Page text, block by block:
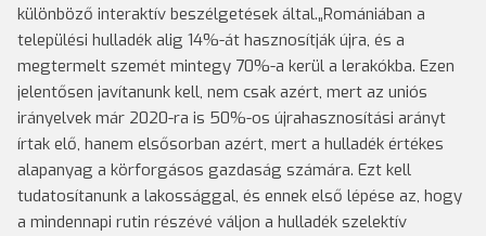
különböző interaktív beszélgetések által.„Romániában a
települési hulladék alig 14%-át hasznosítják újra, és a
megtermelt szemét mintegy 70%-a kerül a lerakókba. Ezen
jelentősen javítanunk kell, nem csak azért, mert az uniós
irányelvek már 2020-ra is 50%-os újrahasznosítási arányt
írtak elő, hanem elsősorban azért, mert a hulladék értékes
alapanyag a körforgásos gazdaság számára. Ezt kell
tudatosítanunk a lakossággal, és ennek első lépése az, hogy
a mindennapi rutin részévé váljon a hulladék szelektív